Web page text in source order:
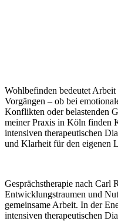
Wohlbefinden bedeutet Arbeit
Vorgängen – ob bei
Konflikten oder belastenden
meiner Praxis in Köln finden
intensiven therapeutischen
und Klarheit für den eigenen
Gesprächstherapie nach Carl
Entwicklungstraumen und
gemeinsame Arbeit. In der
intensiven therapeutischen